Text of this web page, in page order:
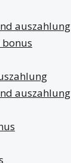
auszahlung
auszahlung